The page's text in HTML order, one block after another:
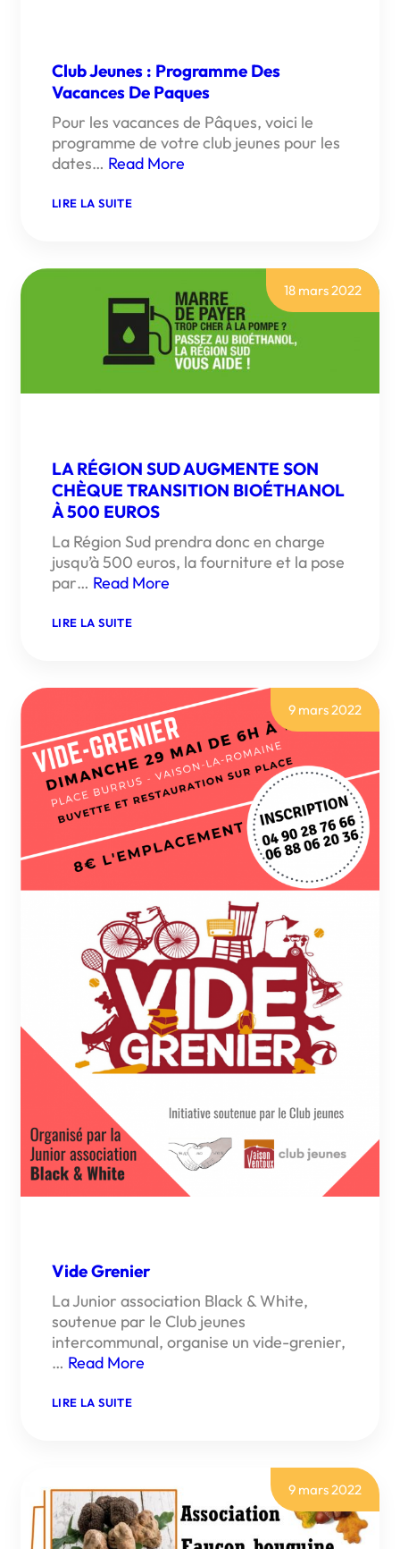
Club Jeunes : Programme Des
Vacances De Paques
Pour les vacances de Pâques, voici le
programme de votre club jeunes pour les
dates… Read More
LIRE LA SUITE:
DES
VACANCES
DE
PAQUES
18 mars 2022
LA RÉGION SUD AUGMENTE SON
CHÈQUE TRANSITION BIOÉTHANOL
À 500 EUROS
La Région Sud prendra donc en charge
jusqu’à 500 euros, la fourniture et la pose
par… Read More
LIRE LA SUITE:
CHÈQUE
TRANSITION
BIOÉTHANOL
À
500
EUROS
9 mars 2022
Vide Grenier
La Junior association Black & White,
soutenue par le Club jeunes
intercommunal, organise un vide-grenier,
… Read More
LIRE LA SUITE:
9 mars 2022